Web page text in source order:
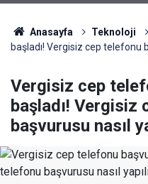
Anasayfa Teknoloji
başladı! Vergisiz cep telefonu
Vergisiz cep
başladı! Vergisiz
başvurusu nasıl